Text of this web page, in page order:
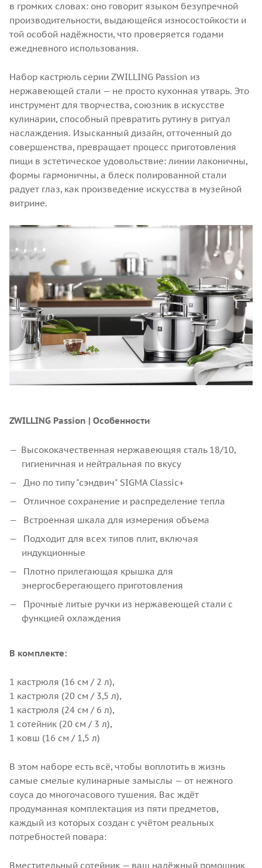
в громких словах: оно говорит языком безупречной
производительности, выдающейся износостойкости и
той особой надёжности, что проверяется годами
ежедневного использования.
Набор кастрюль серии ZWILLING Passion из
нержавеющей стали — не просто кухонная утварь. Это
инструмент для творчества, союзник в искусстве
кулинарии, способный превратить рутину в ритуал
наслаждения. Изысканный дизайн, отточенный до
совершенства, превращает процесс приготовления
пищи в эстетическое удовольствие: линии лаконичны,
формы гармоничны, а блеск полированной стали
радует глаз, как произведение искусства в музейной
витрине.
ZWILLING Passion | Особенности
Высококачественная нержавеющяя сталь 18/10,
гигиеничная и нейтральная по вкусу
Дно по типу "сэндвич" SIGMA Classic+
Отличное сохранение и распределение тепла
Встроенная шкала для измерения объема
Подходит для всех типов плит, включая
индукционные
Плотно прилегающая крышка для
энергосберегающего приготовления
Прочные литые ручки из нержавеющей стали с
функцией охлаждения
В комплекте:
1 кастрюля (16 см / 2 л),
1 кастрюля (20 см / 3,5 л),
1 кастрюля (24 см / 6 л),
1 сотейник (20 см / 3 л),
1 ковш (16 см / 1,5 л)
В этом наборе есть всё, чтобы воплотить в жизнь
самые смелые кулинарные замыслы — от нежного
соуса до многочасового тушения. Вас ждёт
продуманная комплектация из пяти предметов,
каждый из которых создан с учётом реальных
потребностей повара:
Вместительный сотейник — ваш надёжный помощник